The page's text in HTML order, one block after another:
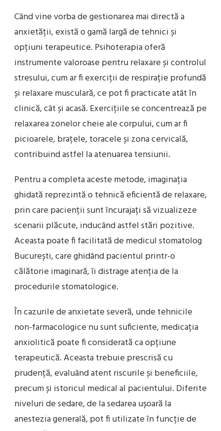
Când vine vorba de gestionarea mai directă a
anxietății, există o gamă largă de tehnici și
opțiuni terapeutice. Psihoterapia oferă
instrumente valoroase pentru relaxare și controlul
stresului, cum ar fi exerciții de respirație profundă
și relaxare musculară, ce pot fi practicate atât în
clinică, cât și acasă. Exercițiile se concentrează pe
relaxarea zonelor cheie ale corpului, cum ar fi
picioarele, brațele, toracele și zona cervicală,
contribuind astfel la atenuarea tensiunii.
Pentru a completa aceste metode, imaginația
ghidată reprezintă o tehnică eficientă de relaxare,
prin care pacienții sunt încurajați să vizualizeze
scenarii plăcute, inducând astfel stări pozitive.
Aceasta poate fi facilitată de medicul stomatolog
București, care ghidând pacientul printr-o
călătorie imaginară, îi distrage atenția de la
procedurile stomatologice.
În cazurile de anxietate severă, unde tehnicile
non-farmacologice nu sunt suficiente, medicația
anxiolitică poate fi considerată ca opțiune
terapeutică. Aceasta trebuie prescrisă cu
prudență, evaluând atent riscurile și beneficiile,
precum și istoricul medical al pacientului. Diferite
niveluri de sedare, de la sedarea ușoară la
anestezia generală, pot fi utilizate în funcție de